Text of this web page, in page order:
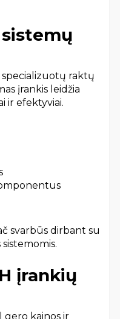
raktų
įrankis leidžia
ir efektyviai.
svarbūs dirbant su
įrankių
gero kainos ir